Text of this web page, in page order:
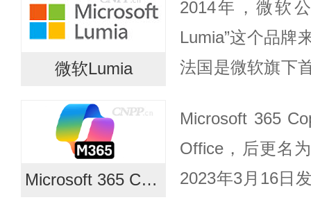
发售。随后又相
微软Lumia
2014年，微软
Lumia”这个品牌
法国是微软旗下
其他社交网的帐...
Microsoft 365 Copilot
Microsoft 365
Office，后更名
2023年3月16日